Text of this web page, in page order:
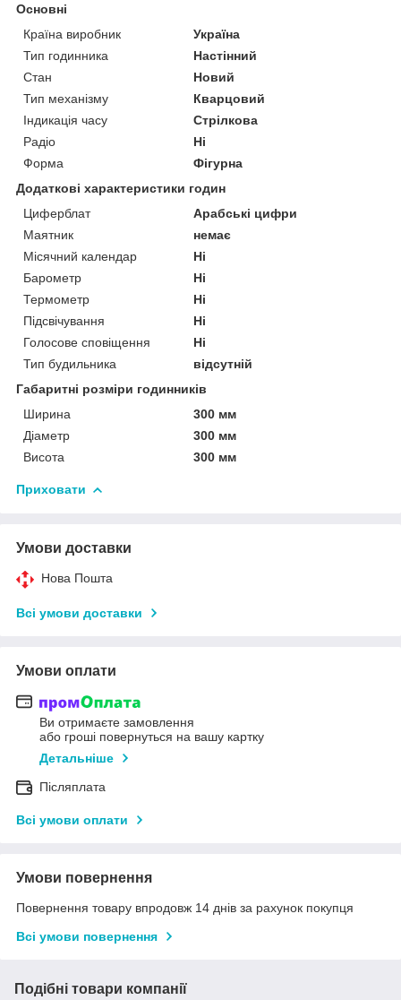
Основні
Країна виробник
Україна
Тип годинника
Настінний
Стан
Новий
Тип механізму
Кварцовий
Індикація часу
Стрілкова
Радіо
Ні
Форма
Фігурна
Додаткові характеристики годин
Циферблат
Арабські цифри
Маятник
немає
Місячний календар
Ні
Барометр
Ні
Термометр
Ні
Підсвічування
Ні
Голосове сповіщення
Ні
Тип будильника
відсутній
Габаритні розміри годинників
Ширина
300 мм
Діаметр
300 мм
Висота
300 мм
Приховати
Умови доставки
Нова Пошта
Всі умови доставки
Умови оплати
Ви отримаєте замовлення
або гроші повернуться на вашу картку
Детальніше
Післяплата
Всі умови оплати
Умови повернення
Повернення товару впродовж 14 днів за рахунок покупця
Всі умови повернення
Подібні товари компанії